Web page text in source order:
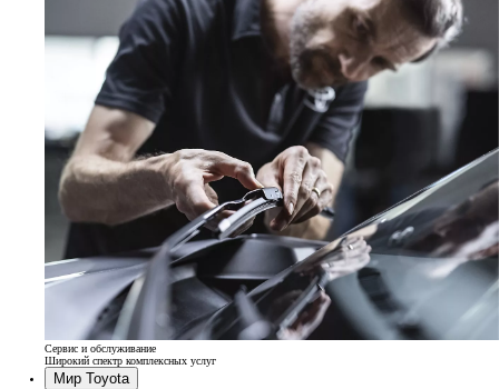
Сервис и обслуживание
Широкий спектр комплексных услуг
Мир Toyota